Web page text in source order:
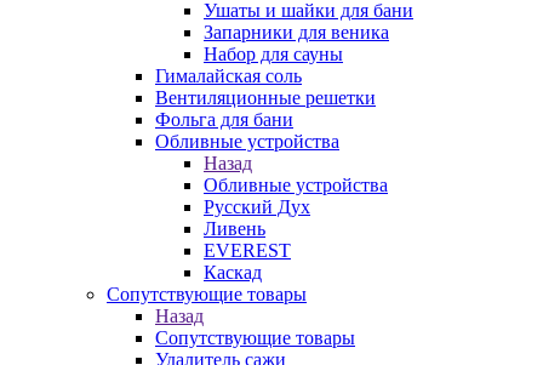
Ушаты и шайки для бани
Запарники для веника
Набор для сауны
Гималайская соль
Вентиляционные решетки
Фольга для бани
Обливные устройства
Назад
Обливные устройства
Русский Дух
Ливень
EVEREST
Каскад
Сопутствующие товары
Назад
Сопутствующие товары
Удалитель сажи